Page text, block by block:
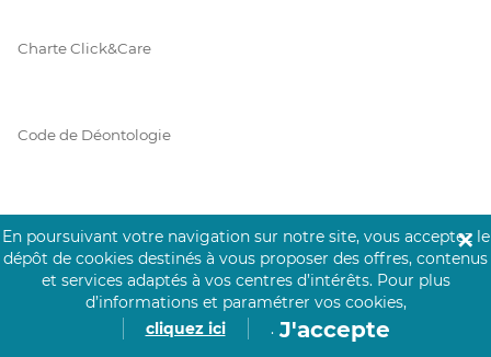
Charte Click&Care
Code de Déontologie
Prérequis Click&Care
En poursuivant votre navigation sur notre site, vous acceptez le
dépôt de cookies destinés à vous proposer des offres, contenus
et services adaptés à vos centres d’intérêts. Pour plus
d’informations et paramétrer vos cookies,
cliquez ici
. J'accepte
✕